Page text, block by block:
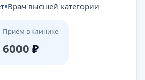
Врач высшей категории
Приём в клинике
6000 ₽